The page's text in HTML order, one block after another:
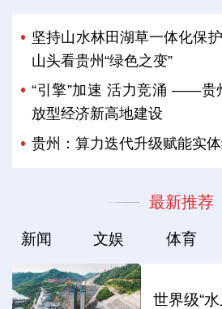
坚持山水林田湖草一体化保
山头看贵州“绿色之变”
“引擎”加速 活力竞涌 ——贵
放型经济新高地建设
贵州：算力迭代升级赋能实
最新推荐
新闻 文娱 体育
世界级“